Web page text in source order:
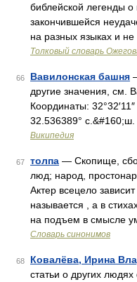
библейской легенды
закончившейся
на разных языках и
Толковый словарь
66 Вавилонская башня
другие значения, см.
Координаты:
32.536389°
Википедия
67 толпа — Скопище,
люд; народ,
Актер всецело
называется , а в
на подъем в смысле
Словарь синонимов
68 Ковалёва, Ирина
статьи о других